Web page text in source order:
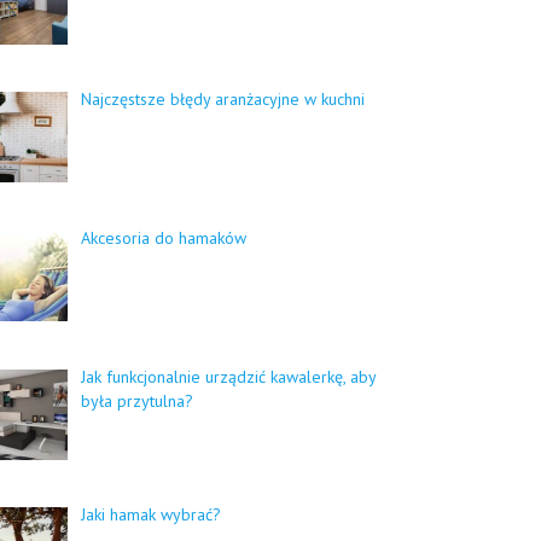
Najczęstsze błędy aranżacyjne w kuchni
Akcesoria do hamaków
Jak funkcjonalnie urządzić kawalerkę, aby
była przytulna?
Jaki hamak wybrać?